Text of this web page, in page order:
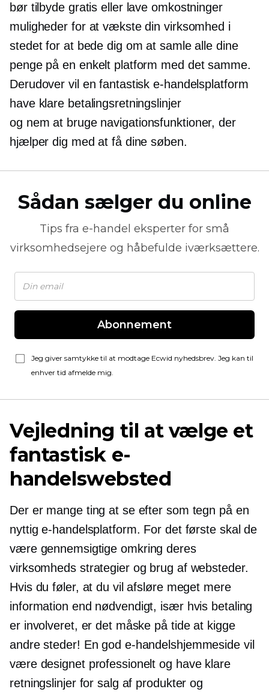
bør tilbyde gratis eller lave omkostninger
muligheder for at vækste din virksomhed i
stedet for at bede dig om at samle alle dine
penge på en enkelt platform med det samme.
Derudover vil en fantastisk e-handelsplatform
have klare betalingsretningslinjer
og nem at brugenavigationsfunktioner, der
hjælper dig med at få dine søben.
Sådan sælger du online
Tips fra e-handel eksperter for små
virksomhedsejere og håbefulde iværksættere.
Abonnement
Jeg giver samtykke til at modtage Ecwid nyhedsbrev. Jeg kan til
enhver tid afmelde mig.
Vejledning til at vælge et
fantastisk e-
handelswebsted
Der er mange ting at se efter som tegn på en
nyttig e-handelsplatform. For det første skal de
være gennemsigtige omkring deres
virksomheds strategier og brug af websteder.
Hvis du føler, at du vil afsløre meget mere
information end nødvendigt, især hvis betaling
er involveret, er det måske på tide at kigge
andre steder! En god e-handelshjemmeside vil
være designet professionelt og have klare
retningslinjer for salg af produkter og